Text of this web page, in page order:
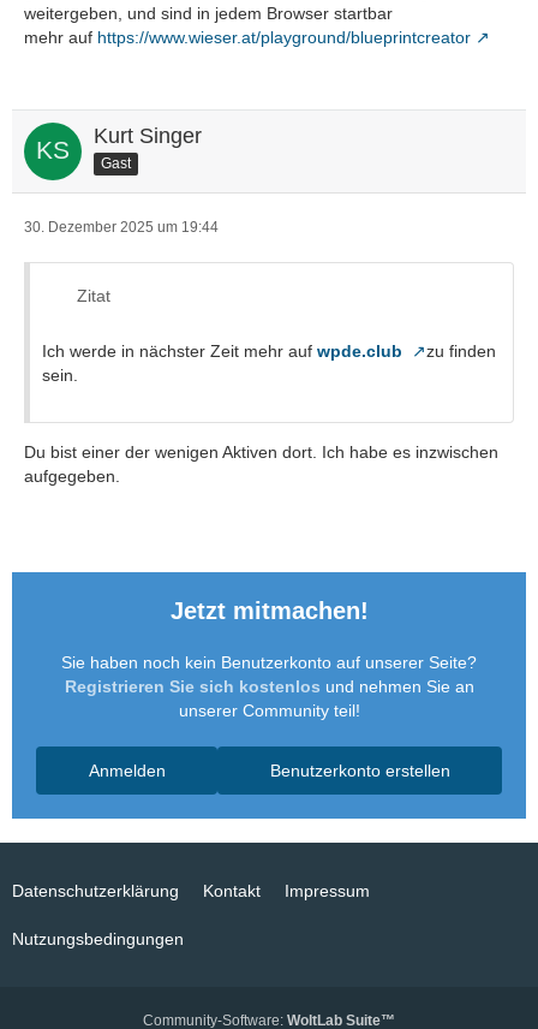
weitergeben, und sind in jedem Browser startbar
mehr auf https://www.wieser.at/playground/blueprintcreator
Kurt Singer
Gast
30. Dezember 2025 um 19:44
Zitat
Ich werde in nächster Zeit mehr auf wpde.club
zu finden
sein.
Du bist einer der wenigen Aktiven dort. Ich habe es inzwischen
aufgegeben.
Jetzt mitmachen!
Sie haben noch kein Benutzerkonto auf unserer Seite?
Registrieren Sie sich kostenlos und nehmen Sie an
unserer Community teil!
Benutzerkonto erstellen
Anmelden
Datenschutzerklärung Kontakt Impressum
Nutzungsbedingungen
Community-Software: WoltLab Suite™